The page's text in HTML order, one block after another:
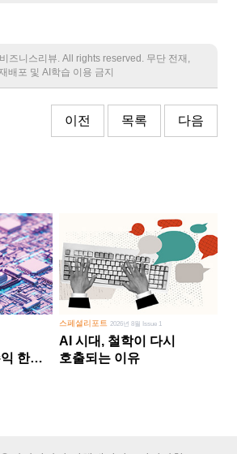
즈니스리뷰. All rights reserved. 무단 전재,
배포 및 AI학습 이용 금지
이전 목록 다음
한계
스페셜리포트 2026년 8월 Issue 1
AI 시대, 철학이 다시
호출되는 이유